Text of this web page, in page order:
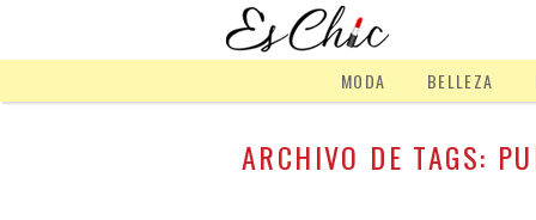
MODA BELLEZA
ARCHIVO DE TAGS: